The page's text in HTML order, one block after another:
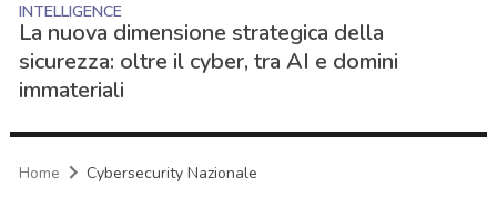
INTELLIGENCE
La nuova dimensione strategica della
sicurezza: oltre il cyber, tra AI e domini
immateriali
Home Cybersecurity Nazionale